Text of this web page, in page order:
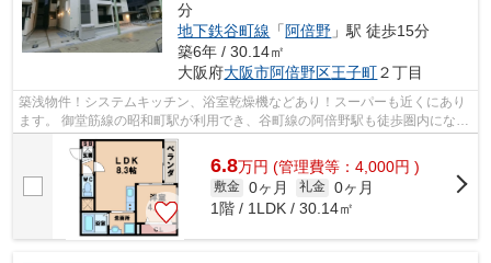
分
地下鉄谷町線 「 阿倍野 」駅 徒歩15分
築6年 / 30.14㎡
大阪府大阪市阿倍野区王子町２丁目
築浅物件！システムキッチン、浴室乾燥機などあり！スーパーも近くにあり
ます。 御堂筋線の昭和町駅が利用でき、谷町線の阿倍野駅も徒歩圏内になっ
ております。 ■□■□■□■□■□■□■□■□■□■...
6.8万円 (管理費等：4,000円 )
敷金 0ヶ月 礼金 0ヶ月
1階 / 1LDK / 30.14㎡